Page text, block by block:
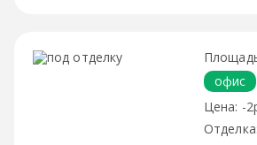
офис
-